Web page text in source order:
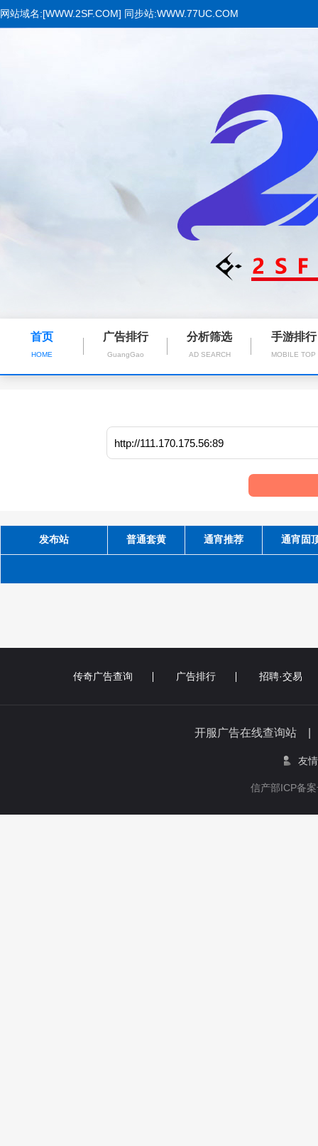
网站域名:[WWW.2SF.COM] 同步站:WWW.77UC.COM
首页
HOME
广告排行
GuangGao
分析筛选
AD SEARCH
手游排行
MOBILE TOP
发布站 普通套黄 通宵推荐 通宵固
传奇广告查询 广告排行 招聘·交易
开服广告在线查询站
友
信产部ICP备